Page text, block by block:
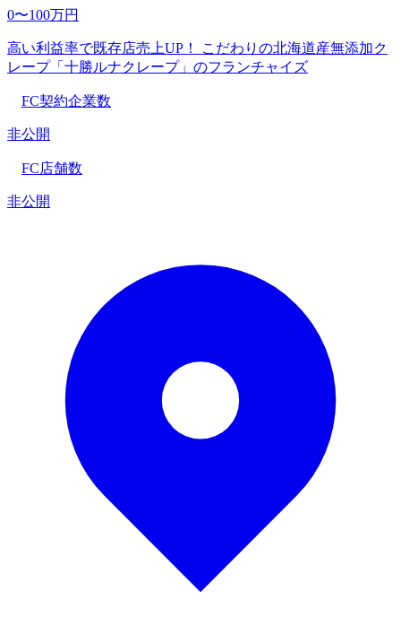
0〜100万円
高い利益率で既存店売上UP！ こだわりの北海道産無添加ク
レープ「十勝ルナクレープ」のフランチャイズ
FC契約企業数
非公開
FC店舗数
非公開